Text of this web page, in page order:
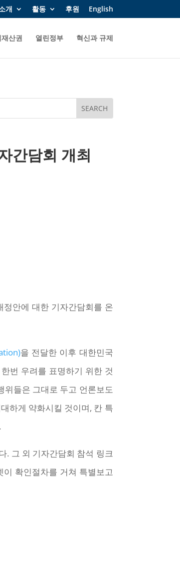
개 활동 후원 English
산권 열린정부 혁신과 규제
간담회 개최
안에 대한 기자간담회를 온
을 전달한 이후 대한민국
번 우려를 표명하기 위한 것
위들은 그대로 두고 언론보도
하게 약화시킬 것이며, 칸 특
. 그 외 기자간담회 참석 링크
확인절차를 거쳐 특별보고